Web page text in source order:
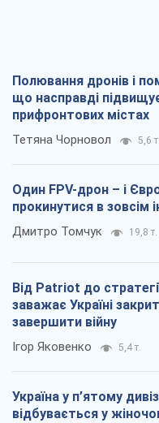
Полювання дронів і
що насправді
прифронтових містах
Тетяна Чорновол 5,6 т.
Один FPV-дрон – і
прокинутися в зовсім
Дмитро Томчук 19,8 т.
Від Patriot до
заважає Україні
завершити війну
Ігор Яковенко 5,4 т.
Україна у п’ятому
відбувається у